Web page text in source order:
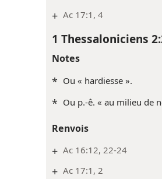
+ Ac 17:1, 4
1 Thessaloniciens
Notes
* Ou « hardiesse ».
* Ou p.-ê. « au milieu de
Renvois
+ Ac 16:12, 22-24
+ Ac 17:1, 2